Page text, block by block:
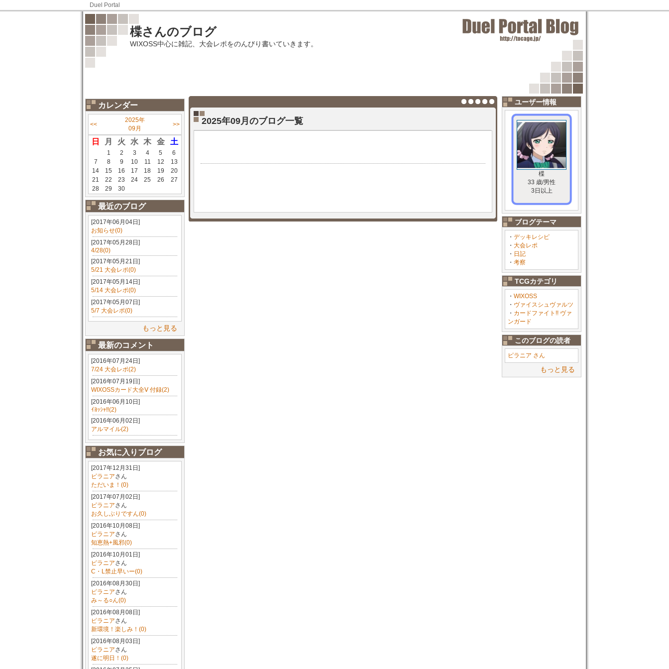
Duel Portal
楪さんのブログ
WIXOSS中心に雑記、大会レポをのんびり書いていきます。
カレンダー
<<
2025年
09月
>>
日 月 火 水 木 金 土
1 2 3 4 5
6
7
8 9 10 11 12
13
14
15 16 17 18 19
20
21
22 23 24 25 26
27
28
29 30
最近のブログ
[2017年06月04日]
お知らせ(0)
[2017年05月28日]
4/28(0)
[2017年05月21日]
5/21 大会レポ(0)
[2017年05月14日]
5/14 大会レポ(0)
[2017年05月07日]
5/7 大会レポ(0)
もっと見る
最新のコメント
[2016年07月24日]
7/24 大会レポ(2)
[2016年07月19日]
WIXOSSカード大全Ⅴ 付録(2)
[2016年06月10日]
ｲﾖｯｼｬ‼(2)
[2016年06月02日]
アルマイル(2)
お気に入りブログ
[2017年12月31日]
ピラニアさん
ただいま！(0)
[2017年07月02日]
ピラニアさん
お久しぶりですん(0)
[2016年10月08日]
ピラニアさん
知恵熱+風邪(0)
[2016年10月01日]
ピラニアさん
C・L禁止早いー(0)
[2016年08月30日]
ピラニアさん
み～る○ん(0)
[2016年08月08日]
ピラニアさん
新環境！楽しみ！(0)
[2016年08月03日]
ピラニアさん
遂に明日！(0)
ユーザー情報
楪
33 歳/男性
3日以上
ブログテーマ
・ デッキレシピ
・ 大会レポ
・ 日記
・ 考察
TCGカテゴリ
・ WIXOSS
・ ヴァイスシュヴァルツ
・ カードファイト!! ヴァ
ンガード
このブログの読者
ピラニア さん
もっと見る
2025年09月のブログ一覧